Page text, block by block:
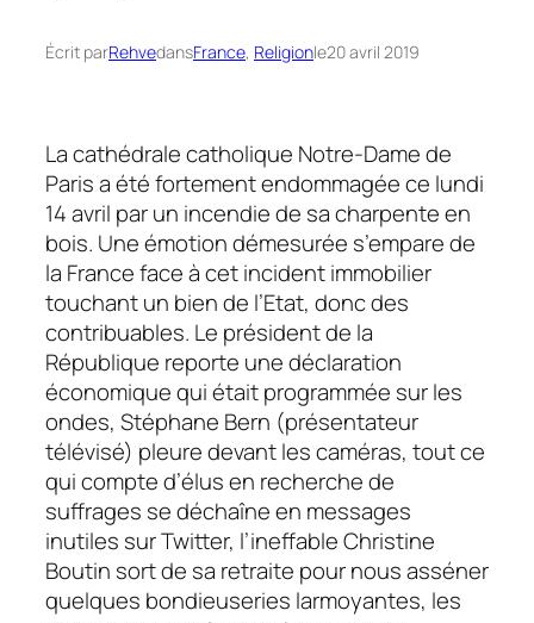
Écrit parRehvedansFrance, Religionle20 avril 2019
La cathédrale catholique Notre-Dame de
Paris a été fortement endommagée ce lundi
14 avril par un incendie de sa charpente en
bois. Une émotion démesurée s’empare de
la France face à cet incident immobilier
touchant un bien de l’Etat, donc des
contribuables. Le président de la
République reporte une déclaration
économique qui était programmée sur les
ondes, Stéphane Bern (présentateur
télévisé) pleure devant les caméras, tout ce
qui compte d’élus en recherche de
suffrages se déchaîne en messages
inutiles sur Twitter, l’ineffable Christine
Boutin sort de sa retraite pour nous asséner
quelques bondieuseries larmoyantes, les